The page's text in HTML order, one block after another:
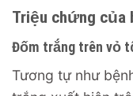
Triệu chứng của
Đốm trắng trên vỏ
Tương tự như